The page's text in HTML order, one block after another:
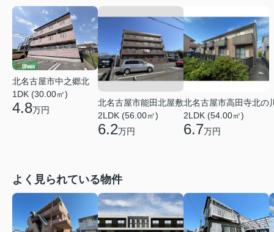
北名古屋市中之郷北
1DK (30.00㎡)
4.8万円
北名古屋市能田北屋敷
2LDK (56.00㎡)
6.2万円
北名古屋市高田寺北の
2LDK (54.00㎡)
6.7万円
よく見られている物件